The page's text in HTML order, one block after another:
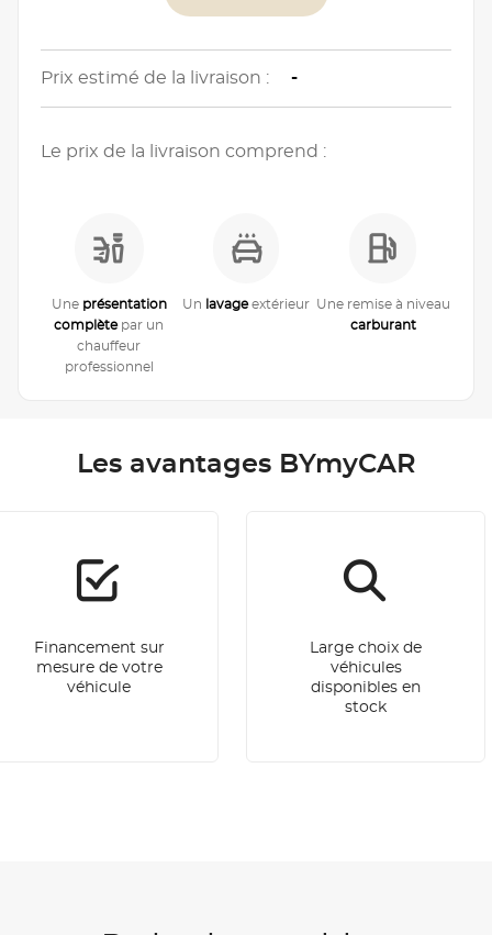
Prix estimé de la livraison : -
Le prix de la livraison comprend :
Une présentation
complètepar un
chauffeur
professionnel
Un lavageextérieur Une remise à niveau
carburant
Les avantages BYmyCAR
Financement sur
mesure de votre
véhicule
Large choix de
véhicules
disponibles en
stock